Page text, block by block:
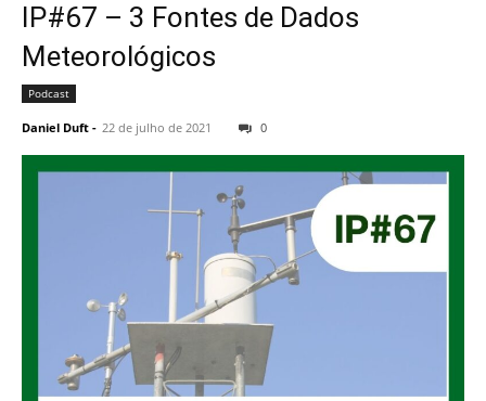
IP#67 – 3 Fontes de Dados
Meteorológicos
Podcast
Daniel Duft - 22 de julho de 2021 0